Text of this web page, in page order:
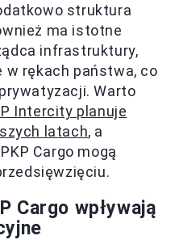
struktura
ma istotne
infrastruktury,
w rękach państwa, co
Warto
Intercity planuje
latach, a
Cargo mogą
Cargo wpływają